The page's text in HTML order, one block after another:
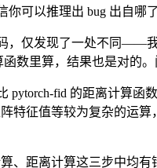
可以推理出 bug 出自哪了
仅发现了一处不同——
数里算，结果也是对的
pytorch-fid 的距离计算
特征值等较为复杂的运
、距离计算这三步中均